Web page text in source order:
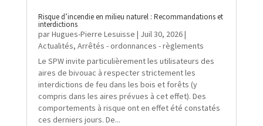
Risque d’incendie en milieu naturel : Recommandations et
interdictions
parHugues-Pierre Lesuisse | Juil 30, 2026|
Actualités, Arrêtés - ordonnances - règlements
Le SPW invite particulièrement les utilisateurs des
aires de bivouac à respecter strictement les
interdictions de feu dans les bois et forêts (y
compris dans les aires prévues à cet effet). Des
comportements à risque ont en effet été constatés
ces derniers jours. De...